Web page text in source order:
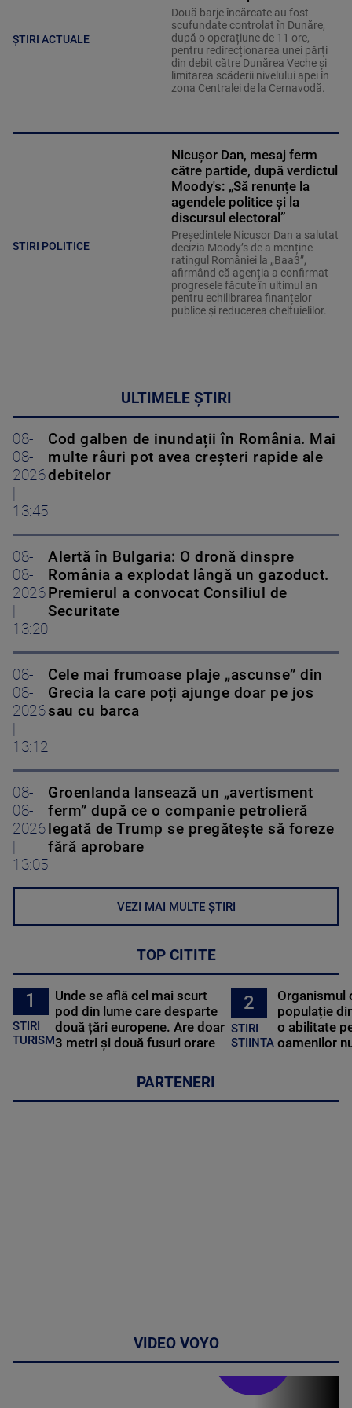
ȘTIRI ACTUALE
Două barje încărcate au fost
scufundate controlat în Dunăre,
după o operațiune de 11 ore,
pentru redirecționarea unei părți
din debit către Dunărea Veche și
limitarea scăderii nivelului apei în
zona Centralei de la Cernavodă.
STIRI POLITICE
Nicușor Dan, mesaj ferm
către partide, după verdictul
Moody's: „Să renunțe la
agendele politice şi la
discursul electoral”
Președintele Nicușor Dan a salutat
decizia Moody’s de a menține
ratingul României la „Baa3”,
afirmând că agenția a confirmat
progresele făcute în ultimul an
pentru echilibrarea finanțelor
publice și reducerea cheltuielilor.
ULTIMELE ȘTIRI
08-
08-
2026
13:45
Cod galben de inundații în România. Mai
multe râuri pot avea creșteri rapide ale
debitelor
08-
08-
2026
13:20
Alertă în Bulgaria: O dronă dinspre
România a explodat lângă un gazoduct.
Premierul a convocat Consiliul de
Securitate
08-
08-
2026
13:12
Cele mai frumoase plaje „ascunse” din
Grecia la care poți ajunge doar pe jos
sau cu barca
08-
08-
2026
13:05
Groenlanda lansează un „avertisment
ferm” după ce o companie petrolieră
legată de Trump se pregătește să foreze
fără aprobare
VEZI MAI MULTE ȘTIRI
TOP CITITE
1
STIRI
TURISM
Unde se află cel mai scurt
pod din lume care desparte
două țări europene. Are doar
3 metri și două fusuri orare
2
STIRI
STIINTA
Organismul
populație
o abilitate
oamenilor
PARTENERI
VIDEO VOYO